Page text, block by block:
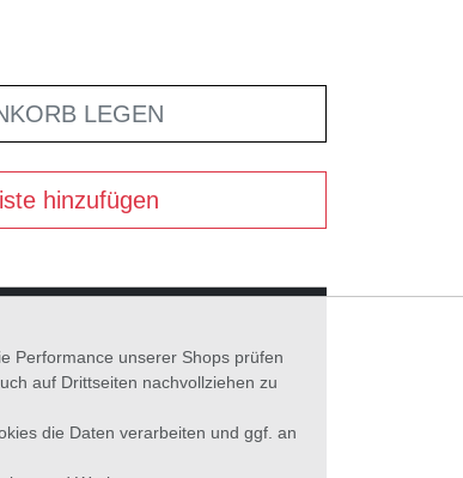
LEGEN
hinzufügen
Performance unserer Shops prüfen
auf Drittseiten nachvollziehen zu
die Daten verarbeiten und ggf. an